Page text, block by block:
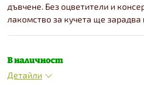
дъвчене. Без оцветители и
лакомство за кучета ще
В наличност
Детайли